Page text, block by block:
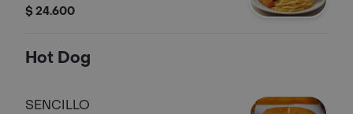
casa, papas a la francesa y bebida.
$ 24.600
Hot Dog
SENCILLO